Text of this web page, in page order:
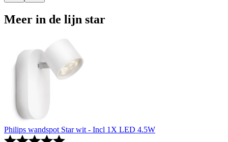
Meer in de lijn star
Philips wandspot Star wit - Incl 1X LED 4.5W